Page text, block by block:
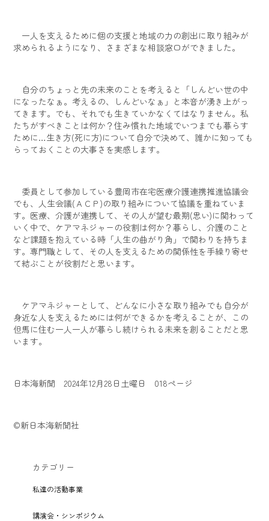
一人を支えるために個の支援と地域の力の創出に取り組みが
求められるようになり、さまざまな相談窓口ができました。
自分のちょっと先の未来のことを考えると「しんどい世の中
になったなぁ。考えるの、しんどいなぁ」と本音が湧き上がっ
てきます。でも、それでも生きていかなくてはなりません。私
たちがすべきことは何か？住み慣れた地域でいつまでも暮らす
ために…生き方(死に方)について自分で決めて、誰かに知っても
らっておくことの大事さを実感します。
委員として参加している豊岡市在宅医療介護連携推進協議会
でも、人生会議(ＡＣＰ)の取り組みについて協議を重ねていま
す。医療、介護が連携して、その人が望む最期(思い)に関わって
いく中で、ケアマネジャーの役割は何か？暮らし、介護のこと
など課題を抱えている時「人生の曲がり角」で関わりを持ちま
す。専門職として、その人を支えるための関係性を手繰り寄せ
て結ぶことが役割だと思います。
ケアマネジャーとして、どんなに小さな取り組みでも自分が
身近な人を支えるためには何ができるかを考えることが、この
但馬に住む一人一人が暮らし続けられる未来を創ることだと思
います。
日本海新聞 2024年12月28日土曜日 018ページ
©新日本海新聞社
カテゴリー
私達の活動事業
講演会・シンポジウム